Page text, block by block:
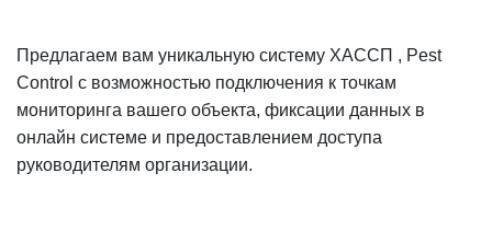
Предлагаем вам уникальную систему ХАССП , Pest
Control с возможностью подключения к точкам
мониторинга вашего объекта, фиксации данных в
онлайн системе и предоставлением доступа
руководителям организации.